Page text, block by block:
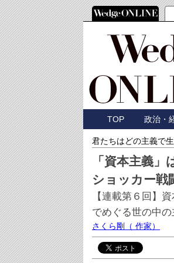
TOP 政治・
君たちはどの主義で
「資本主義
ショッカー戦
【連載第６回】
でめぐる世の中の
さくら剛 （ 作家）